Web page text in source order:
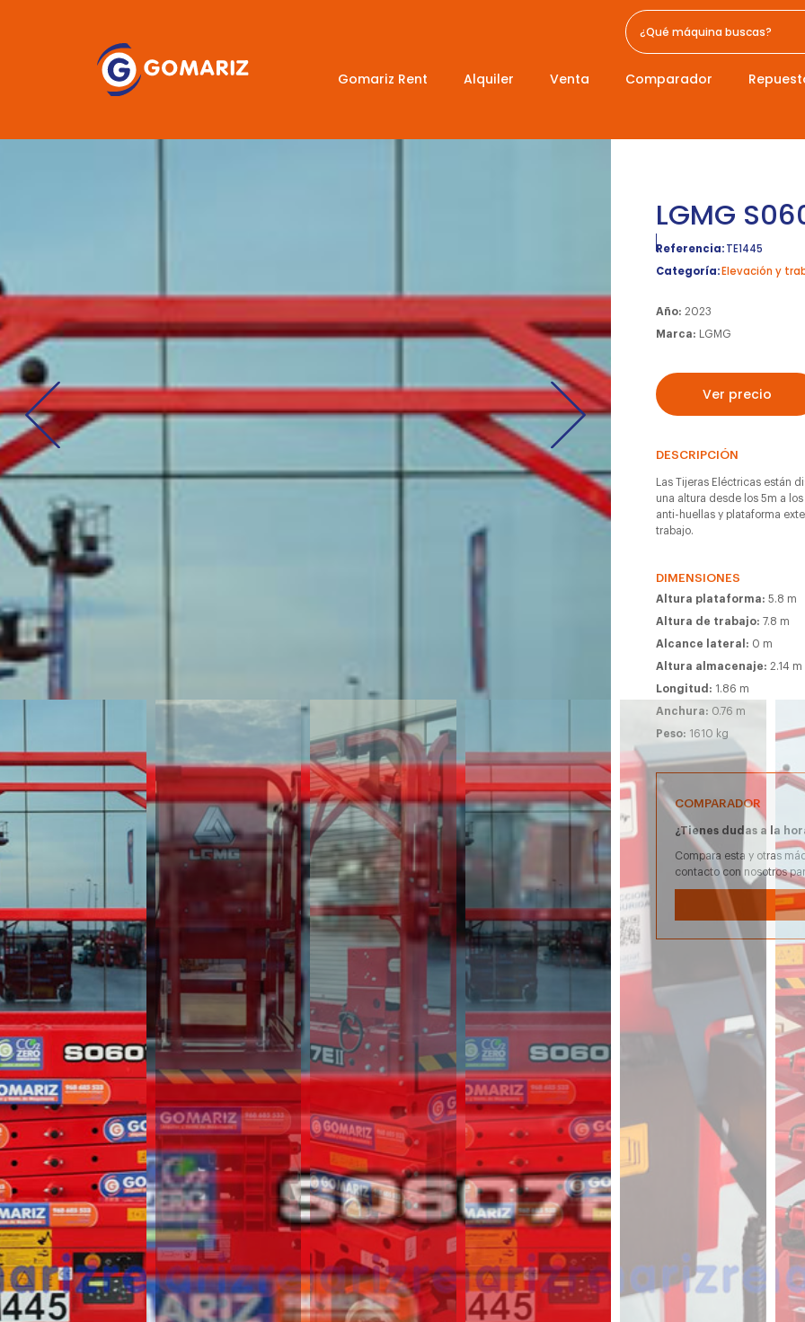
Gomariz Rent Alquiler Venta Comparador
LGMG
Referencia:TE1445
Categoría:Elevación y
Año:2023
Marca: LGMG
Ver precio
DESCRIPCIÓN
Las Tijeras Eléctricas están
una altura desde los 5m a
anti-huellas y plataforma
trabajo.
DIMENSIONES
Altura plataforma:5.8 m
Altura de trabajo: 7.8 m
Alcance lateral: 0 m
Altura almacenaje:2.14 m
Longitud: 1.86 m
Anchura: 0.76 m
Peso: 1610 kg
COMPARADOR
¿Tienes dudas a la
Compara esta y otras
contacto con nosotros